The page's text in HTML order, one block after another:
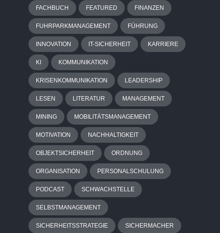
FACHBUCH FEATURED FINANZEN
FUHRPARKMANAGEMENT FÜHRUNG
INNOVATION IT-SICHERHEIT KARRIERE
KI KOMMUNIKATION
KRISENKOMMUNIKATION LEADERSHIP
LESEN LITERATUR MANAGEMENT
MINING MOBILITÄTSMANAGEMENT
MOTIVATION NACHHALTIGKEIT
OBJEKTSICHERHEIT ORDNUNG
ORGANISATION PERSONALSCHULUNG
PODCAST SCHWACHSTELLE
SELBSTMANAGEMENT
SICHERHEITSSTRATEGIE SICHERMACHER